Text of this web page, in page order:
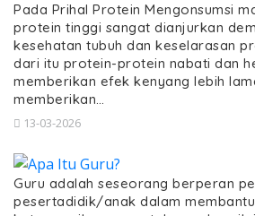
Pada Prihal Protein Mengonsumsi
protein tinggi sangat dianjurkan
kesehatan tubuh dan keselarasan
dari itu protein-protein nabati dan
memberikan efek kenyang lebih
memberikan…
13-03-2026
Guru adalah seseorang berperan
pesertadidik/anak dalam